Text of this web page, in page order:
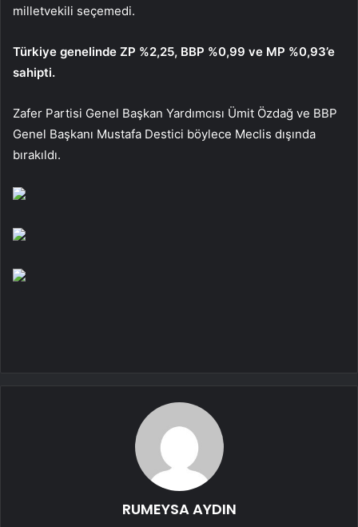
milletvekili seçemedi.
Türkiye genelinde ZP %2,25, BBP %0,99 ve MP %0,93’e
sahipti.
Zafer Partisi Genel Başkan Yardımcısı Ümit Özdağ ve BBP
Genel Başkanı Mustafa Destici böylece Meclis dışında
bırakıldı.
RUMEYSA AYDIN